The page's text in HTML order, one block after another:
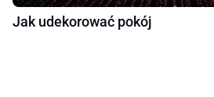
Jak udekorować pokój